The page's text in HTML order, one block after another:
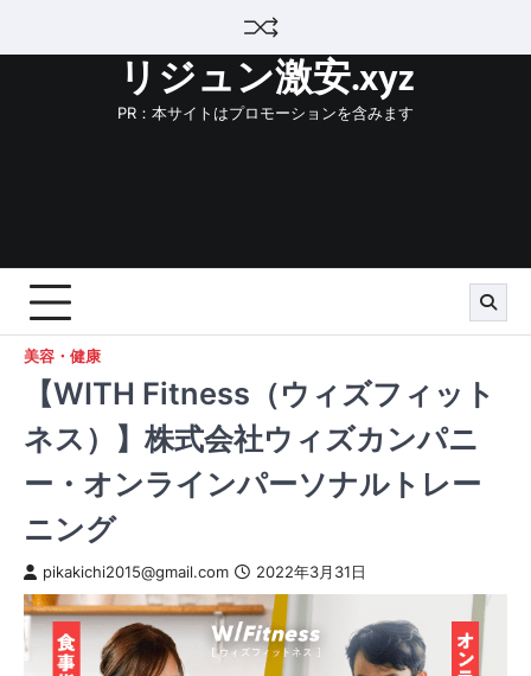
リジュン激安.xyz
PR：本サイトはプロモーションを含みます
美容・健康
【WITH Fitness（ウィズフィット
ネス）】株式会社ウィズカンパニ
ー・オンラインパーソナルトレー
ニング
pikakichi2015@gmail.com 2022年3月31日